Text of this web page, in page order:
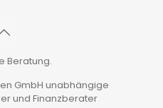
Beratung.
GmbH unabhängige
und Finanzberater